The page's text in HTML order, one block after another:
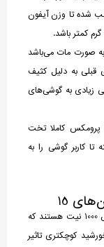
شده تا وزن آیفون
به صورت مات می‌باشد
قبلی به دلیل کثیف
زیادی به گوشی‌های
3- فریم به کار رفته در گوشی آیفون ۱۵ پرو و ۱۵ پرومکس کاملا تخت
کاربر گوشی را به
15
گوشی‌های آیفون 15 و 15 پلاس دارای صفحه نمایش 1000 نیت هستند که
تا نور خورشید کوچکتری تاثیر